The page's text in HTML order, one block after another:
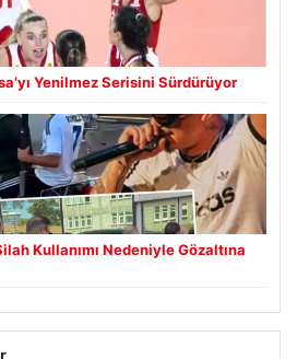
Yenilmez Serisini Sürdürüyor
Kullanımı Nedeniyle Gözaltına